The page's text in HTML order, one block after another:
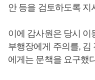
안 등을 검토하도록
이에 감사원은 당시 이
부행장에게 주의를, 김
에게는 문책을 요구했